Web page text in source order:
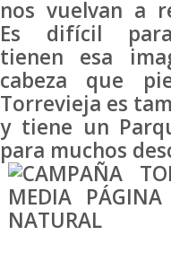
nos vuelvan a
Es difícil
tienen esa
cabeza que
Torrevieja es
y tiene un
para muchos